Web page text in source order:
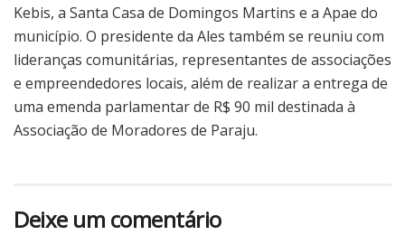
Kebis, a Santa Casa de Domingos Martins e a Apae do
município. O presidente da Ales também se reuniu com
lideranças comunitárias, representantes de associações
e empreendedores locais, além de realizar a entrega de
uma emenda parlamentar de R$ 90 mil destinada à
Associação de Moradores de Paraju.
Deixe um comentário